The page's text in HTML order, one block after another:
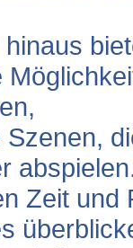
Szenen,
Zeit und